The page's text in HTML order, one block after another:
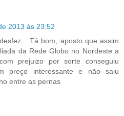
2013 às 23:52
Tá bom, aposto que assim
da Rede Globo no Nordeste a
prejuizo por sorte conseguiu
preço interessante e não saiu
entre as pernas